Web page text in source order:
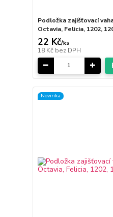
Podložka zajišťovací
Octavia, Felicia, 1202,
22 Kč/ks
18 Kč bez DPH
Novinka